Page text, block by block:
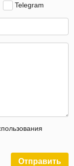
Telegram
Отправить